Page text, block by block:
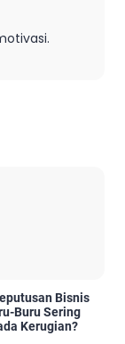
Bisnis
Buru Sering
Kerugian?